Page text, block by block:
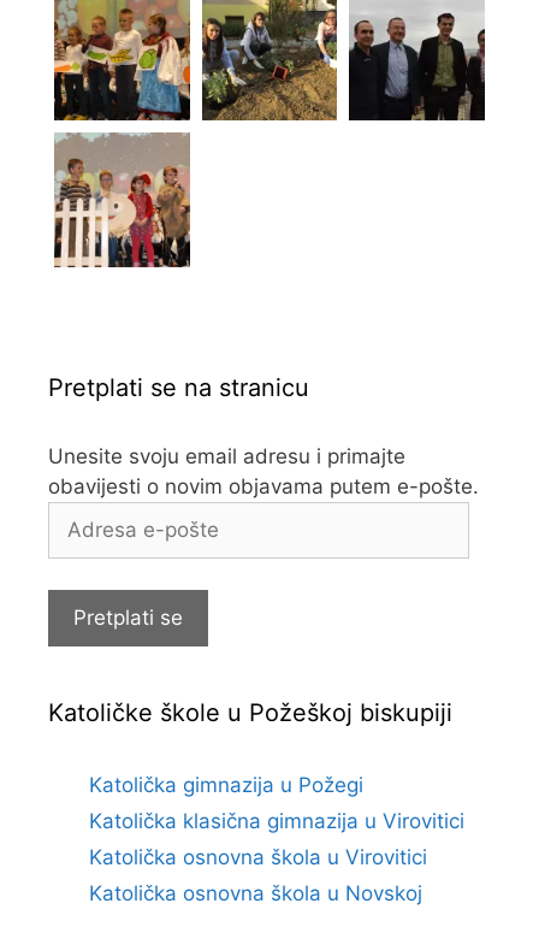
Pretplati se na stranicu
Unesite svoju email adresu i primajte
obavijesti o novim objavama putem e-pošte.
Adresa
Pretplati se
Katoličke škole u Požeškoj biskupiji
Katolička gimnazija u Požegi
Katolička klasična gimnazija u Virovitici
Katolička osnovna škola u Virovitici
Katolička osnovna škola u Novskoj